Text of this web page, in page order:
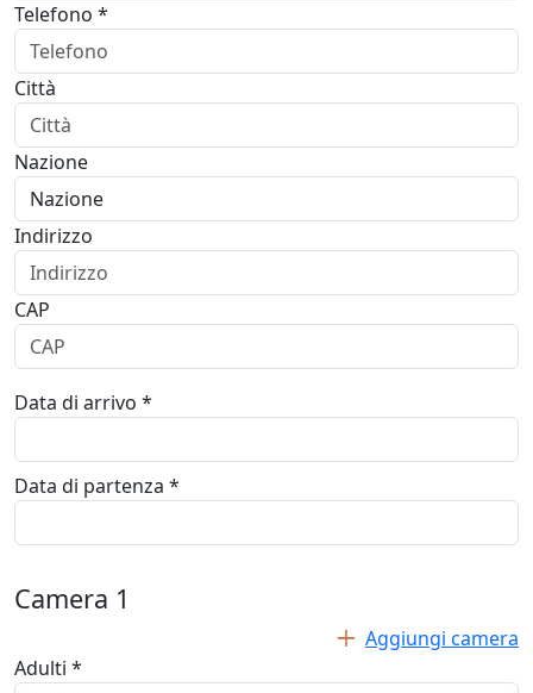
Telefono *
Città
Nazione
Indirizzo
CAP
Data di arrivo *
Data di partenza *
Camera 1
Aggiungi camera
Adulti *